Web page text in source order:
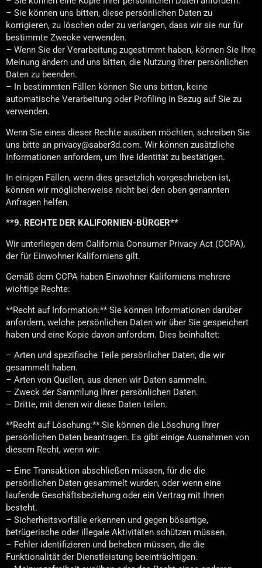
– Sie können uns bitten, diese persönlichen Daten zu
korrigieren, zu löschen oder zu verlangen, dass wir sie nur für
bestimmte Zwecke verwenden.
– Wenn Sie der Verarbeitung zugestimmt haben, können Sie Ihre
Meinung ändern und uns bitten, die Nutzung Ihrer persönlichen
Daten zu beenden.
– In bestimmten Fällen können Sie uns bitten, keine
automatische Verarbeitung oder Profiling in Bezug auf Sie zu
verwenden.
Wenn Sie eines dieser Rechte ausüben möchten, schreiben Sie
uns bitte an privacy@saber3d.com. Wir können zusätzliche
Informationen anfordern, um Ihre Identität zu bestätigen.
In einigen Fällen, wenn dies gesetzlich vorgeschrieben ist,
können wir möglicherweise nicht bei den oben genannten
Anfragen helfen.
**9. RECHTE DER KALIFORNIEN-BÜRGER**
Wir unterliegen dem California Consumer Privacy Act (CCPA),
der für Einwohner Kaliforniens gilt.
Gemäß dem CCPA haben Einwohner Kaliforniens mehrere
wichtige Rechte:
**Recht auf Information:** Sie können Informationen darüber
anfordern, welche persönlichen Daten wir über Sie gespeichert
haben und eine Kopie davon anfordern. Dies beinhaltet:
– Arten und spezifische Teile persönlicher Daten, die wir
gesammelt haben.
– Arten von Quellen, aus denen wir Daten sammeln.
– Zweck der Sammlung Ihrer persönlichen Daten.
– Dritte, mit denen wir diese Daten teilen.
**Recht auf Löschung:** Sie können die Löschung Ihrer
persönlichen Daten beantragen. Es gibt einige Ausnahmen von
diesem Recht, wenn wir:
– Eine Transaktion abschließen müssen, für die die
persönlichen Daten gesammelt wurden, oder wenn eine
laufende Geschäftsbeziehung oder ein Vertrag mit Ihnen
besteht.
– Sicherheitsvorfälle erkennen und gegen bösartige,
betrügerische oder illegale Aktivitäten schützen müssen.
– Fehler identifizieren und beheben müssen, die die
Funktionalität der Dienstleistung beeinträchtigen.